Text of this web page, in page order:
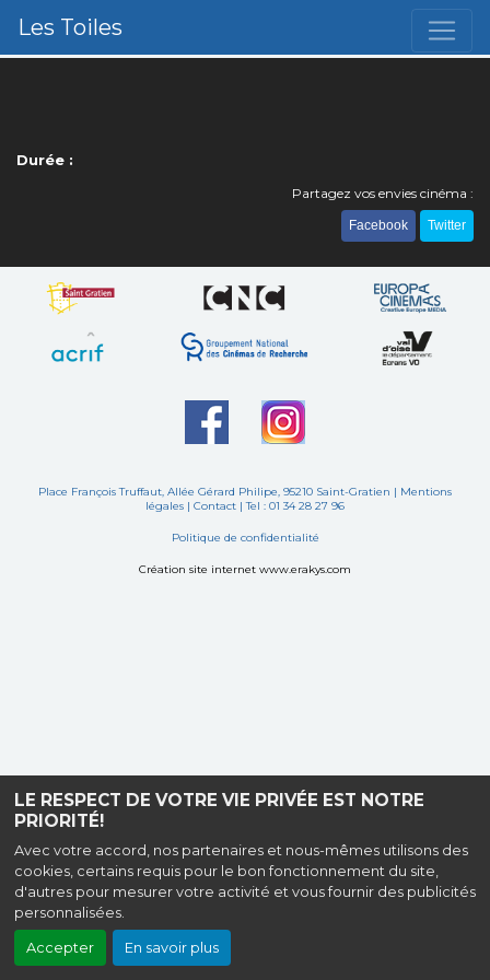
LE RESPECT DE VOTRE VIE PRIVÉE EST NOTRE
PRIORITÉ!
Avec votre accord, nos partenaires et nous-mêmes utilisons des
cookies, certains requis pour le bon fonctionnement du site,
d'autres pour mesurer votre activité et vous fournir des publicités
personnalisées.
Accepter En savoir plus
Les Toiles
Durée :
Partagez vos envies cinéma :
Facebook Twitter
Place François Truffaut, Allée Gérard Philipe, 95210 Saint-Gratien | Mentions
légales | Contact | Tel : 01 34 28 27 96
Politique de confidentialité
Création site internet www.erakys.com